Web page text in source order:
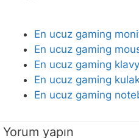
En ucuz gaming
En ucuz gaming
En ucuz gaming
En ucuz gaming
En ucuz gaming
Yorum yapın